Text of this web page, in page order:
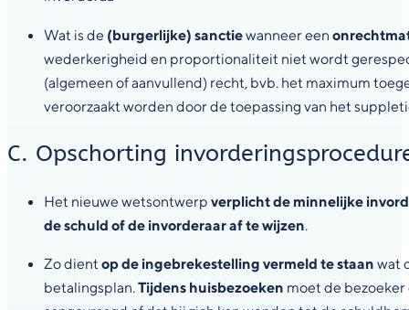
Wat is de (burgerlijke) sanctiewanneer een
wederkerigheid en proportionaliteit niet wordt
(algemeen of aanvullend) recht, bvb. het maximum
veroorzaakt worden door de toepassing van het
C. Opschorting
Het nieuwe wetsontwerp verplicht de minnelijke
de schuld of de invorderaar af te wijzen.
Zo dient op de ingebrekestelling vermeld te staan wat
betalingsplan.Tijdens huisbezoeken moet de